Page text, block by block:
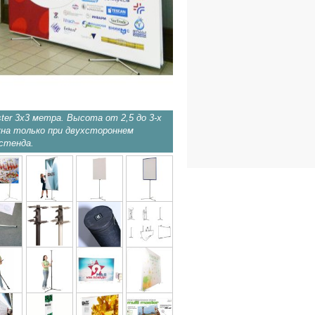
3х3 метра. Высота от 2,5 до 3-х
только при двухстороннем